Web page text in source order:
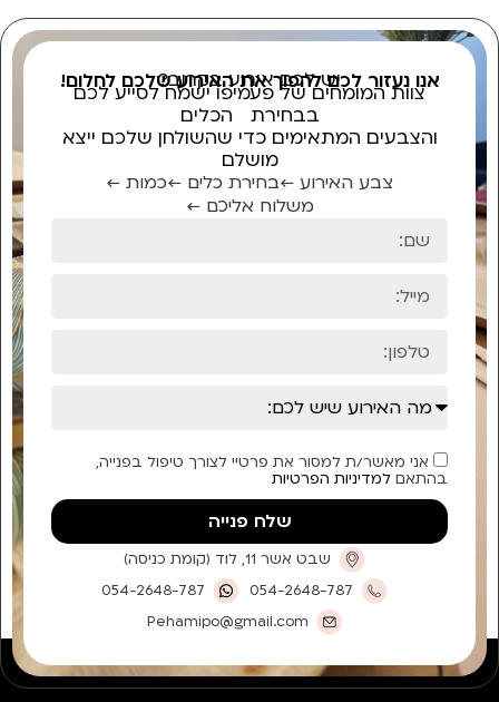
יש לכם אירוע בקרוב?
אנו נעזור לכם להפוך את האירוע שלכם לחלום!
צוות המומחים של פעמיפו ישמח לסייע לכם
בבחירת הכלים
והצבעים המתאימים כדי שהשולחן שלכם ייצא
מושלם
צבע האירוע ←בחירת כלים ←כמות ←
משלוח אליכם ←
אני מאשר/ת למסור את פרטיי לצורך טיפול בפנייה,
בהתאם למדיניות הפרטיות
שלח פנייה
שבט אשר 11, לוד (קומת כניסה)
054-2648-787
054-2648-787
Pehamipo@gmail.com